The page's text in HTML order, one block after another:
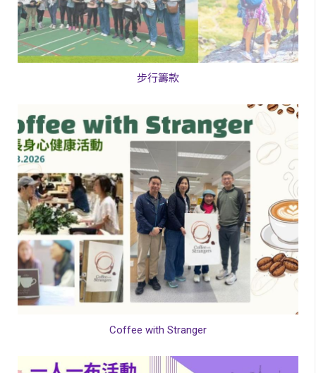
步行籌款
Coffee with Stranger